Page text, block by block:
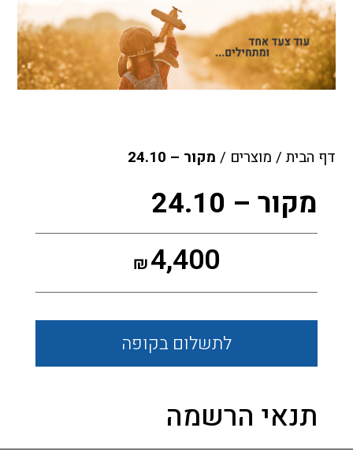
דף הבית / מוצרים / מקור – 24.10
מקור – 24.10
₪4,400
לתשלום בקופה
תנאי הרשמה